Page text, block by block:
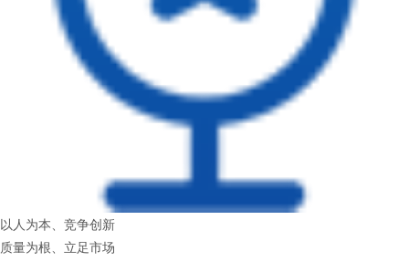
以人为本、竞争创新
质量为根、立足市场